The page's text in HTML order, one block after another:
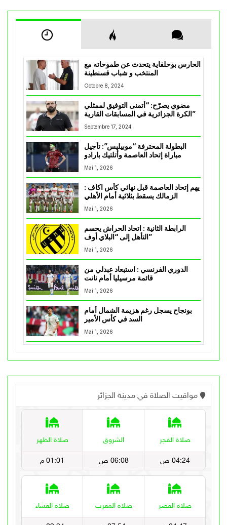
الحارس بوحلفاية يتحدث عن طموحاته مع
المنتخب و شباب قسنطينة
Octobre 8, 2024
مضوي يصرّح: “أتمنى التوفيق لممثلي
الكرة الجزائرية في المسابقات القارية”
Septembre 17, 2024
البطولة المحترفة “موبيليس”: تأجيل
مباراة إتحاد العاصمة وأتلتيك بارادو
Mai 1, 2026
يهم إتحاد العاصمة قبل نهائي كأس اكاف :
Mai 1, 2026
الرابطة الثانية : اتحاد الحراش يحسم
التأهل إلى “البلاي أوف”
Mai 1, 2026
الدوري الفرنسي : استبعاد عبدلي من
قائمة مرسيليا أمام نانت
Mai 1, 2026
بونجاح يسجل رغم هزيمة الشمال أمام
السد في كأس الأمير
Mai 1, 2026